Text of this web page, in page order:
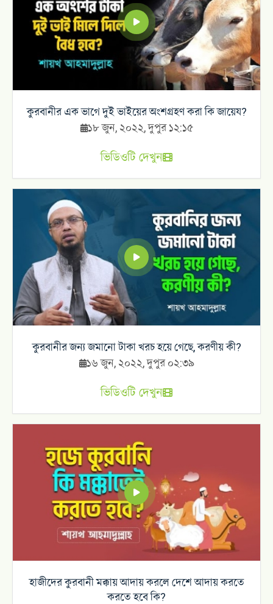
কুরবানীর এক ভাগে দুই ভাইয়ের অংশগ্রহণ করা কি জায়েয?
১৮ জুন, ২০২২, দুপুর ১২:১৫
ভিডিওটি দেখুন
কুরবানীর জন্য জমানো টাকা খরচ হয়ে গেছে, করণীয় কী?
১৬ জুন, ২০২২, দুপুর ০২:৩৯
ভিডিওটি দেখুন
হাজীদের কুরবানী মক্কায় আদায় করলে দেশে আদায় করতে
করতে হবে কি?